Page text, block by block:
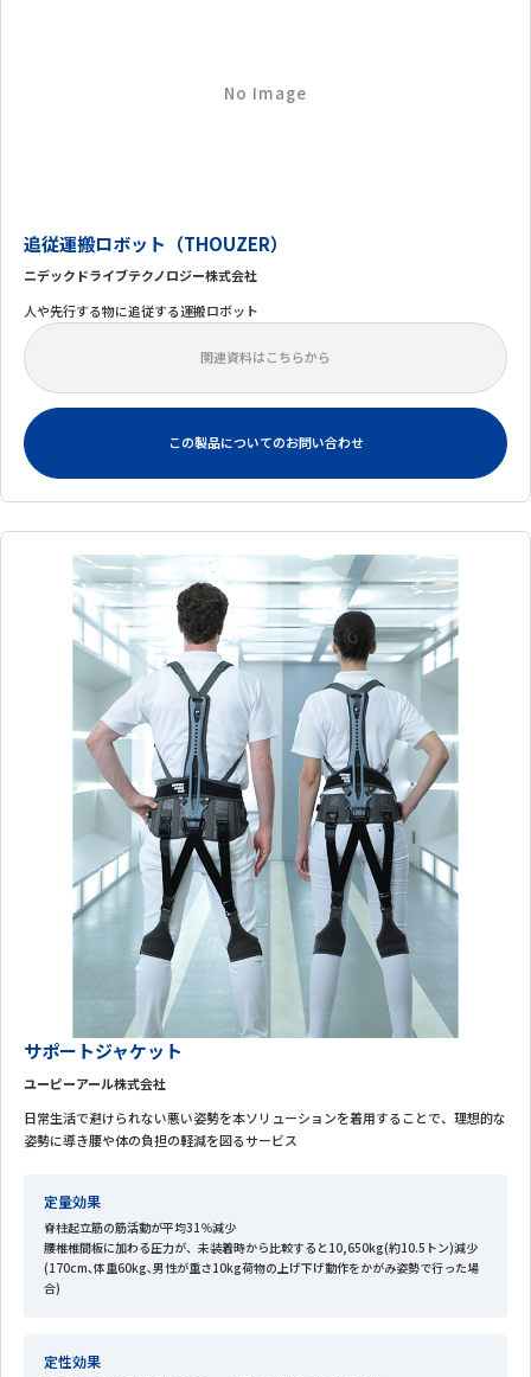
No Image
追従運搬ロボット（THOUZER）
ニデックドライブテクノロジー株式会社
人や先行する物に追従する運搬ロボット
関連資料はこちらから
この製品についてのお問い合わせ
サポートジャケット
ユーピーアール株式会社
日常生活で避けられない悪い姿勢を本ソリューションを着用することで、理想的な
姿勢に導き腰や体の負担の軽減を図るサービス
定量効果
脊柱起立筋の筋活動が平均31％減少
腰椎椎間板に加わる圧力が、未装着時から比較すると10,650kg(約10.5トン)減少
(170cm､体重60kg､男性が重さ10kg荷物の上げ下げ動作をかがみ姿勢で行った場
合)
定性効果